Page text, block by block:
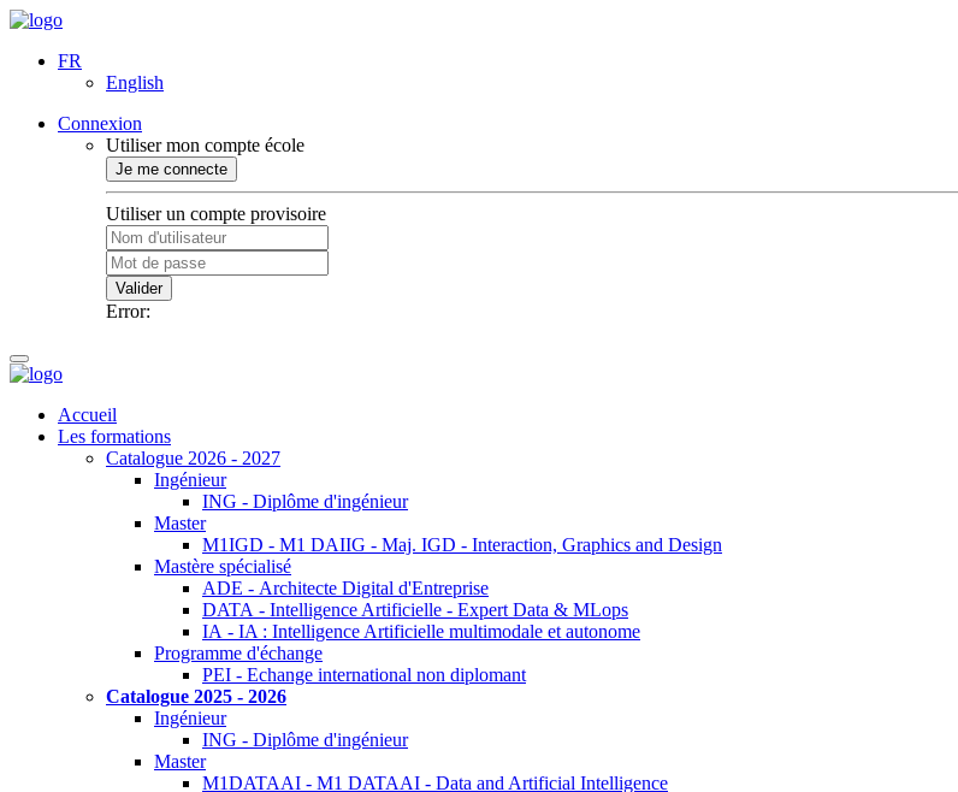
FR
English
Connexion
Utiliser mon compte école
Je me connecte
Utiliser un compte provisoire
Valider
Error:
Accueil
Les formations
Catalogue 2026 - 2027
Ingénieur
ING - Diplôme d'ingénieur
Master
M1IGD - M1 DAIIG - Maj. IGD - Interaction, Graphics and Design
Mastère spécialisé
ADE - Architecte Digital d'Entreprise
DATA - Intelligence Artificielle - Expert Data & MLops
IA - IA : Intelligence Artificielle multimodale et autonome
Programme d'échange
PEI - Echange international non diplomant
Catalogue 2025 - 2026
Ingénieur
ING - Diplôme d'ingénieur
Master
M1DATAAI - M1 DATAAI - Data and Artificial Intelligence